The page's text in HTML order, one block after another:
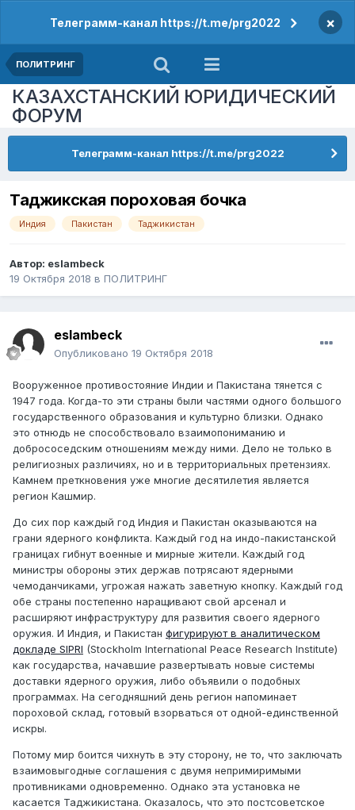
Телеграмм-канал https://t.me/prg2022 ×
ПОЛИТРИНГ
КАЗАХСТАНСКИЙ ЮРИДИЧЕСКИЙ
ФОРУМ
Телеграмм-канал https://t.me/prg2022
Таджикская пороховая бочка
Индия Пакистан Таджикистан
Автор: eslambeck
19 Октября 2018 в ПОЛИТРИНГ
eslambeck
Опубликовано 19 Октября 2018
Вооруженное противостояние Индии и Пакистана тянется с
1947 года. Когда-то эти страны были частями одного большого
государственного образования и культурно близки. Однако
это отнюдь не способствовало взаимопониманию и
добрососедским отношениям между ними. Дело не только в
религиозных различиях, но и в территориальных претензиях.
Камнем преткновения уже многие десятилетия является
регион Кашмир.
До сих пор каждый год Индия и Пакистан оказываются на
грани ядерного конфликта. Каждый год на индо-пакистанской
границах гибнут военные и мирные жители. Каждый год
министры обороны этих держав потрясают ядерными
чемоданчиками, угрожая нажать заветную кнопку. Каждый год
обе страны постепенно наращивают свой арсенал и
расширяют инфраструктуру для развития своего ядерного
оружия. И Индия, и Пакистан фигурируют в аналитическом
докладе SIPRI (Stockholm International Peace Research Institute)
как государства, начавшие развертывать новые системы
доставки ядерного оружия, либо объявили о подобных
программах. На сегодняшний день регион напоминает
пороховой склад, готовый взорваться от одной-единственной
искры.
Потому мир боится чихнуть в эту сторону, не то, что заключать
взаимовыгодные соглашения с двумя непримиримыми
противниками одновременно. Однако эта установка не
касается Таджикистана. Оказалось, что это постсоветское